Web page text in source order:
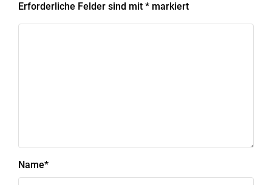
Erforderliche Felder sind mit * markiert
Name*